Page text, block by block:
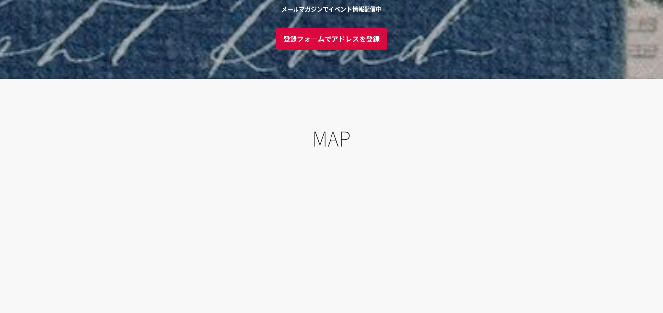
メールマガジンでイベント情報配信中
登録フォームでアドレスを登録
MAP